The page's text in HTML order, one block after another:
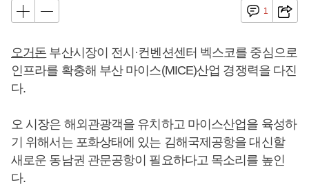
1
오거돈 부산시장이 전시·컨벤션센터 벡스코를 중심으로
인프라를 확충해 부산 마이스(MICE)산업 경쟁력을 다진
다.
오 시장은 해외관광객을 유치하고 마이스산업을 육성하
기 위해서는 포화상태에 있는 김해국제공항을 대신할
새로운 동남권 관문공항이 필요하다고 목소리를 높인
다.